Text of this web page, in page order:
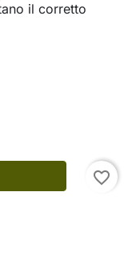
il corretto
favorite_border